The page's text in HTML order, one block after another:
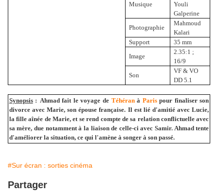
Musique
Youli
Galperine
Photographie
Mahmoud
Kalari
Support
35 mm
Image
2.35:1 ;
16/9
Son
VF & VO
DD 5.1
Synopsis: Ahmad fait le voyage de Téhéranà Parispour finaliser son
divorce avec Marie, son épouse française. Il est lié d'amitié avec Lucie,
la fille aînée de Marie, et se rend compte de sa relation conflictuelle avec
sa mère, due notamment à la liaison de celle-ci avec Samir. Ahmad tente
d'améliorer la situation, ce qui l'amène à songer à son passé.
#Sur écran : sorties cinéma
Partager